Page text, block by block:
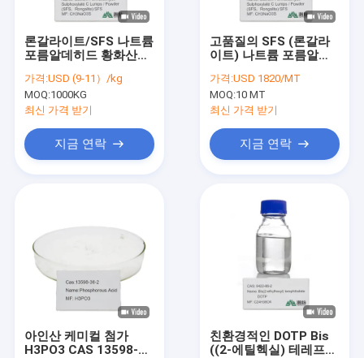
론갈라이트/SFS 나트륨
포름알데히드 황화산
44-0 산업용 고순도 감
소제
가격:USD (9-11）/kg
MOQ:1000KG
최신 가격 받기
지금 연락
고품질의 SFS (론갈라
이트) 나트륨 포름알데
CAS 6035-47-8 &
149-44-0 물에 녹는 환
원 화합물
가격:USD 1820/MT
MOQ:10 MT
최신 가격 받기
지금 연락
아인산 케미컬 첨가
H3PO3 CAS 13598-
친환경적인 DOTP Bis
((2-에틸헥실) 테레프탈